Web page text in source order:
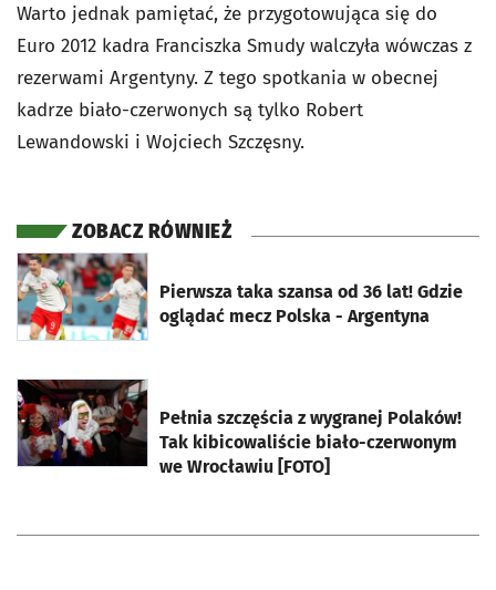
Warto jednak pamiętać, że przygotowująca się do
Euro 2012 kadra Franciszka Smudy walczyła wówczas z
rezerwami Argentyny. Z tego spotkania w obecnej
kadrze biało-czerwonych są tylko Robert
Lewandowski i Wojciech Szczęsny.
ZOBACZ RÓWNIEŻ
Pierwsza taka szansa od 36 lat! Gdzie
oglądać mecz Polska - Argentyna
otworzy się w nowej karcie
Pełnia szczęścia z wygranej Polaków!
Tak kibicowaliście biało-czerwonym
we Wrocławiu [FOTO]
otworzy się w nowej karcie